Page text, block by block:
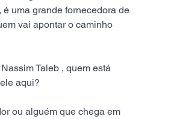
é uma grande fornecedora de
vai apontar o caminho
Taleb , quem está
aqui?
ou alguém que chega em